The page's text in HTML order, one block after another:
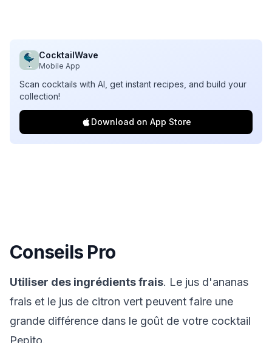
CocktailWave
Mobile App
Scan cocktails with AI, get instant recipes, and build your
collection!
Download on App Store
Conseils Pro
Utiliser des ingrédients frais. Le jus d'ananas
frais et le jus de citron vert peuvent faire une
grande différence dans le goût de votre cocktail
Pepito.